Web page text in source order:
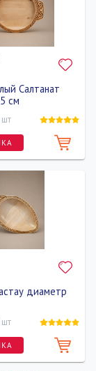
Салтанат
см
диаметр